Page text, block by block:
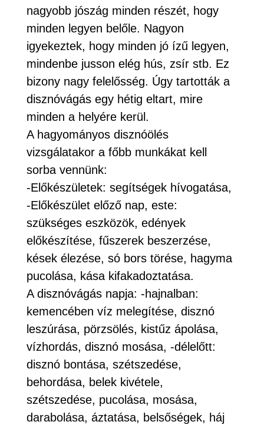
nagyobb jószág minden részét, hogy
minden legyen belőle. Nagyon
igyekeztek, hogy minden jó ízű legyen,
mindenbe jusson elég hús, zsír stb. Ez
bizony nagy felelősség. Úgy tartották a
disznóvágás egy hétig eltart, mire
minden a helyére kerül.
A hagyományos disznóölés
vizsgálatakor a főbb munkákat kell
sorba vennünk:
-Előkészületek: segítségek hívogatása,
-Előkészület előző nap, este:
szükséges eszközök, edények
előkészítése, fűszerek beszerzése,
kések élezése, só bors törése, hagyma
pucolása, kása kifakadoztatása.
A disznóvágás napja: -hajnalban:
kemencében víz melegítése, disznó
leszúrása, pörzsölés, kistűz ápolása,
vízhordás, disznó mosása, -délelőtt:
disznó bontása, szétszedése,
behordása, belek kivétele,
szétszedése, pucolása, mosása,
darabolása, áztatása, belsőségek, háj